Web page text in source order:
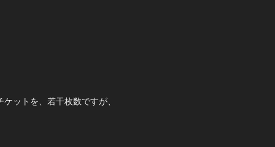
ケットを、若干枚数ですが、